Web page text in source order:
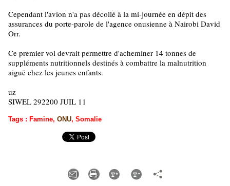
Cependant l'avion n'a pas décollé à la mi-journée en dépit des
assurances du porte-parole de l'agence onusienne à Nairobi David
Orr.
Ce premier vol devrait permettre d'acheminer 14 tonnes de
suppléments nutritionnels destinés à combattre la malnutrition
aiguë chez les jeunes enfants.
uz
SIWEL 292200 JUIL 11
Tags : Famine, ONU, Somalie